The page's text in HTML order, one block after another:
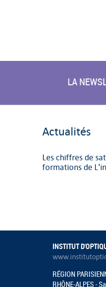
LA
Actualités
Les chiffres de
formations de
INSTITUT
RÉGION
RHÔNE-ALPES -